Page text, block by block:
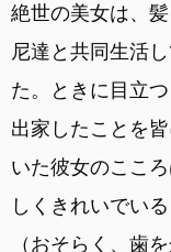
絶世の美女は、
尼達と共同生活
た。ときに目立
出家したことを
いた彼女のここ
しくきれいでい
（おそらく、歯